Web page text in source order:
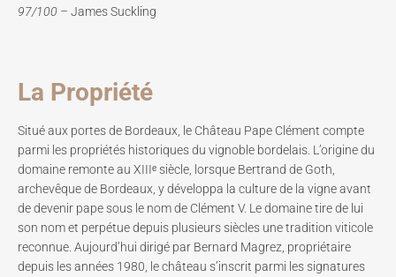
97/100 – James Suckling
La Propriété
Situé aux portes de Bordeaux, le Château Pape Clément compte
parmi les propriétés historiques du vignoble bordelais. L’origine du
domaine remonte au XIIIᵉ siècle, lorsque Bertrand de Goth,
archevêque de Bordeaux, y développa la culture de la vigne avant
de devenir pape sous le nom de Clément V. Le domaine tire de lui
son nom et perpétue depuis plusieurs siècles une tradition viticole
reconnue. Aujourd’hui dirigé par Bernard Magrez, propriétaire
depuis les années 1980, le château s’inscrit parmi les signatures